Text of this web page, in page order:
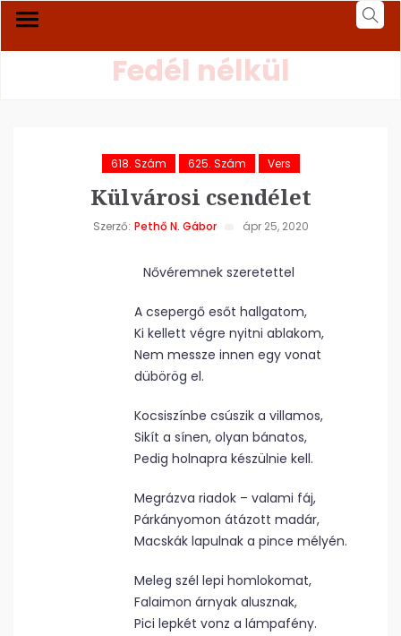
Fedél nélkül
618. Szám 625. Szám Vers
Külvárosi csendélet
Szerző: Pethő N. Gábor ápr 25, 2020
Nővéremnek szeretettel
A csepergő esőt hallgatom,
Ki kellett végre nyitni ablakom,
Nem messze innen egy vonat
dübörög el.
Kocsiszínbe csúszik a villamos,
Sikít a sínen, olyan bánatos,
Pedig holnapra készülnie kell.
Megrázva riadok – valami fáj,
Párkányomon átázott madár,
Macskák lapulnak a pince mélyén.
Meleg szél lepi homlokomat,
Falaimon árnyak alusznak,
Pici lepkét vonz a lámpafény.